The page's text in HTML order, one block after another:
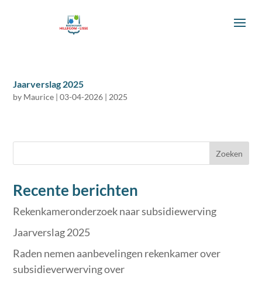
Jaarverslag 2025
by Maurice |03-04-2026 | 2025
Zoeken
Recente berichten
Rekenkameronderzoek naar subsidiewerving
Jaarverslag 2025
Raden nemen aanbevelingen rekenkamer over
subsidieverwerving over